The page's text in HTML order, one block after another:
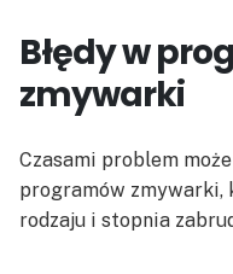
Błędy w
zmywarki
Czasami problem
programów zmywarki,
rodzaju i stopnia